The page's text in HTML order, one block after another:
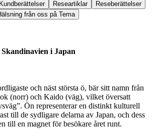
Kundberättelser Researtiklar
Reseberättelser
från oss på Tema
i Japan
och näst största ö, bär sitt namn från
(norr) och Kaido (väg), vilket översatt
Ön representerar en distinkt kulturell
till de sydligare delarna av Japan, och dess
till en magnet för besökare året runt.